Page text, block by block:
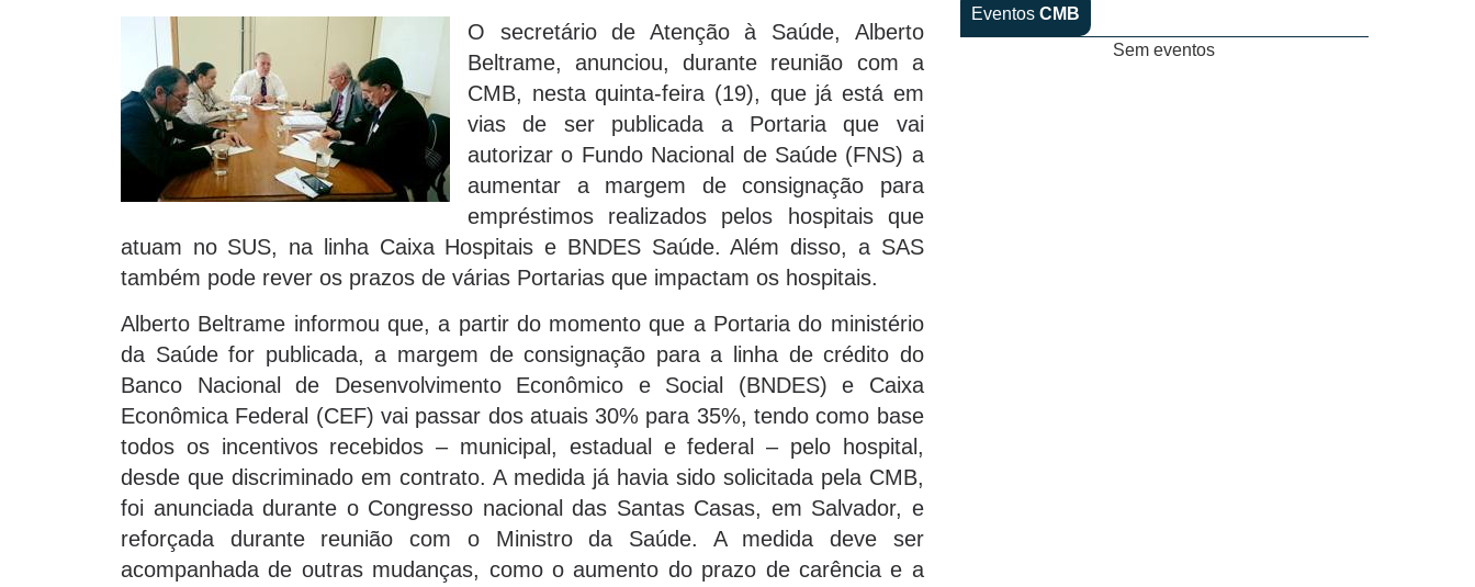
O secretário de Atenção à Saúde, Alberto
Beltrame, anunciou, durante reunião com a
CMB, nesta quinta-feira (19), que já está em
vias de ser publicada a Portaria que vai
autorizar o Fundo Nacional de Saúde (FNS) a
aumentar a margem de consignação para
empréstimos realizados pelos hospitais que
atuam no SUS, na linha Caixa Hospitais e BNDES Saúde. Além disso, a SAS
também pode rever os prazos de várias Portarias que impactam os hospitais.
Alberto Beltrame informou que, a partir do momento que a Portaria do ministério
da Saúde for publicada, a margem de consignação para a linha de crédito do
Banco Nacional de Desenvolvimento Econômico e Social (BNDES) e Caixa
Econômica Federal (CEF) vai passar dos atuais 30% para 35%, tendo como base
todos os incentivos recebidos – municipal, estadual e federal – pelo hospital,
desde que discriminado em contrato. A medida já havia sido solicitada pela CMB,
foi anunciada durante o Congresso nacional das Santas Casas, em Salvador, e
reforçada durante reunião com o Ministro da Saúde. A medida deve ser
acompanhada de outras mudanças, como o aumento do prazo de carência e a
Eventos CMB
Sem eventos